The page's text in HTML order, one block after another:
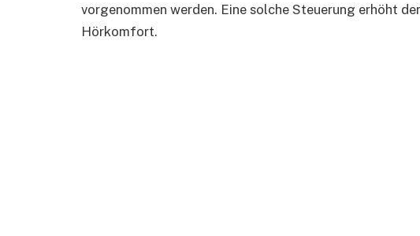
vorgenommen werden. Eine solche Steuerung erhöht
Hörkomfort.